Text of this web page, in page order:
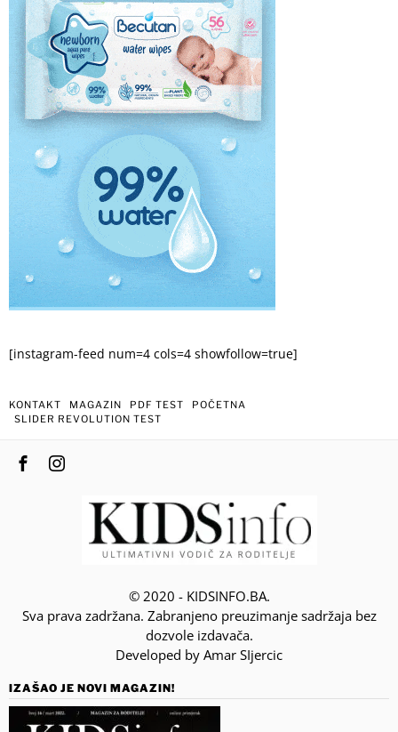
[instagram-feed num=4 cols=4 showfollow=true]
KONTAKT MAGAZIN PDF TEST
POČETNA
SLIDER REVOLUTION TEST
© 2020 - KIDSINFO.BA.
Sva prava zadržana. Zabranjeno preuzimanje sadržaja bez
dozvole izdavača.
Developed by Amar SIjercic
IZAŠAO JE NOVI MAGAZIN!